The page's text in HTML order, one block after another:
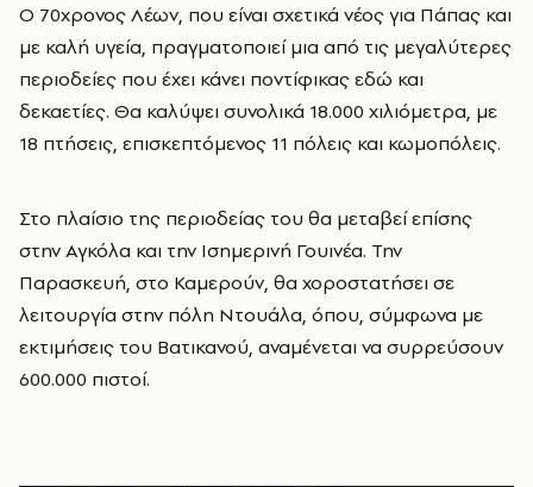
Ο 70χρονος Λέων, που είναι σχετικά νέος για Πάπας και
με καλή υγεία, πραγματοποιεί μια από τις μεγαλύτερες
περιοδείες που έχει κάνει ποντίφικας εδώ και
δεκαετίες. Θα καλύψει συνολικά 18.000 χιλιόμετρα, με
18 πτήσεις, επισκεπτόμενος 11 πόλεις και κωμοπόλεις.
Στο πλαίσιο της περιοδείας του θα μεταβεί επίσης
στην Αγκόλα και την Ισημερινή Γουινέα. Την
Παρασκευή, στο Καμερούν, θα χοροστατήσει σε
λειτουργία στην πόλη Ντουάλα, όπου, σύμφωνα με
εκτιμήσεις του Βατικανού, αναμένεται να συρρεύσουν
600.000 πιστοί.